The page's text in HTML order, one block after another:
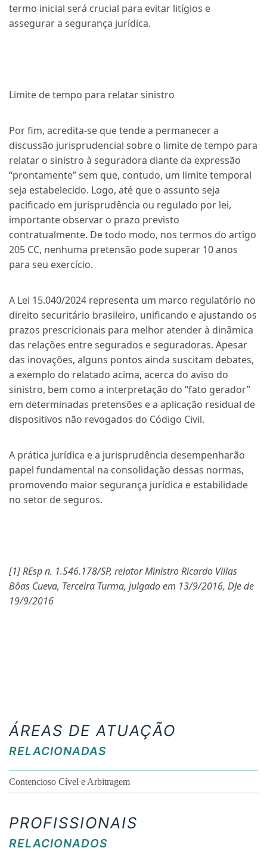
termo inicial será crucial para evitar litígios e
assegurar a segurança jurídica.
Limite de tempo para relatar sinistro
Por fim, acredita-se que tende a permanecer a
discussão jurisprudencial sobre o limite de tempo para
relatar o sinistro à seguradora diante da expressão
“prontamente” sem que, contudo, um limite temporal
seja estabelecido. Logo, até que o assunto seja
pacificado em jurisprudência ou regulado por lei,
importante observar o prazo previsto
contratualmente. De todo modo, nos termos do artigo
205 CC, nenhuma pretensão pode superar 10 anos
para seu exercício.
A Lei 15.040/2024 representa um marco regulatório no
direito securitário brasileiro, unificando e ajustando os
prazos prescricionais para melhor atender à dinâmica
das relações entre segurados e seguradoras. Apesar
das inovações, alguns pontos ainda suscitam debates,
a exemplo do relatado acima, acerca do aviso do
sinistro, bem como a interpretação do “fato gerador”
em determinadas pretensões e a aplicação residual de
dispositivos não revogados do Código Civil.
A prática jurídica e a jurisprudência desempenharão
papel fundamental na consolidação dessas normas,
promovendo maior segurança jurídica e estabilidade
no setor de seguros.
[1] REsp n. 1.546.178/SP, relator Ministro Ricardo Villas
Bôas Cueva, Terceira Turma, julgado em 13/9/2016, DJe de
19/9/2016
ÁREAS DE ATUAÇÃO
RELACIONADAS
Contencioso Cível e Arbitragem
PROFISSIONAIS
RELACIONADOS